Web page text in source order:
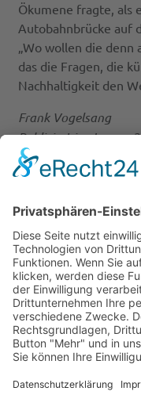
Ökumene fragte, als
Autobahnbrücke auf
„Wo wollen die denn
das die Fragen, die
Nachhaltigkeit den
Frank Vogelsang
Publiziert im Januar
LEITARTIKEL ZUM
Schöpfung.
Robert S.
Gebot?
Christian Berg,
zu erreichen ist
Analyse und
Alexander
„grüne
theologischen
Andreas Losch,